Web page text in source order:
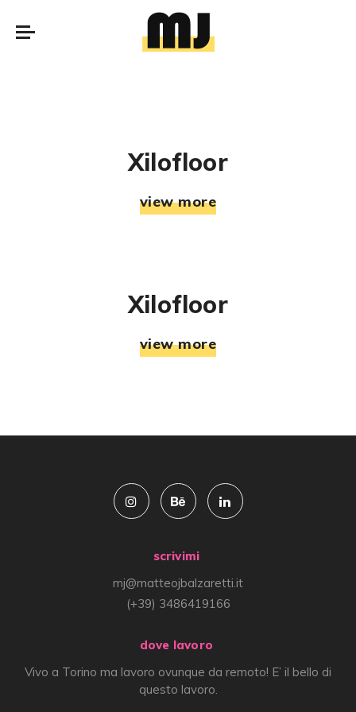
Xilofloor
view more
Xilofloor
view more
scrivimi
mj@matteojbalzaretti.it
(+39) 3486419166
dove lavoro
Vivo a Torino ma lavoro ovunque da remoto! E’ il bello di
questo lavoro.